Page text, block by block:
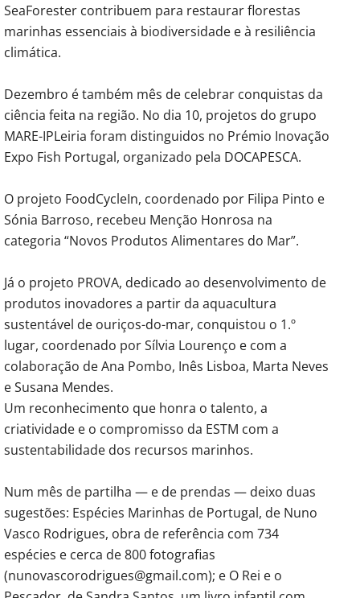
SeaForester contribuem para restaurar florestas
marinhas essenciais à biodiversidade e à resiliência
climática.
Dezembro é também mês de celebrar conquistas da
ciência feita na região. No dia 10, projetos do grupo
MARE-IPLeiria foram distinguidos no Prémio Inovação
Expo Fish Portugal, organizado pela DOCAPESCA.
O projeto FoodCycleIn, coordenado por Filipa Pinto e
Sónia Barroso, recebeu Menção Honrosa na
categoria “Novos Produtos Alimentares do Mar”.
Já o projeto PROVA, dedicado ao desenvolvimento de
produtos inovadores a partir da aquacultura
sustentável de ouriços-do-mar, conquistou o 1.º
lugar, coordenado por Sílvia Lourenço e com a
colaboração de Ana Pombo, Inês Lisboa, Marta Neves
e Susana Mendes.
Um reconhecimento que honra o talento, a
criatividade e o compromisso da ESTM com a
sustentabilidade dos recursos marinhos.
Num mês de partilha — e de prendas — deixo duas
sugestões: Espécies Marinhas de Portugal, de Nuno
Vasco Rodrigues, obra de referência com 734
espécies e cerca de 800 fotografias
(nunovascorodrigues@gmail.com); e O Rei e o